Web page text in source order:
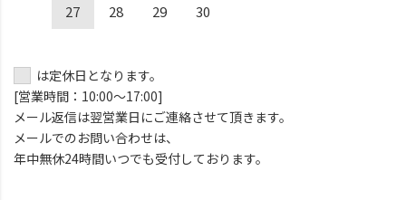
27
28 29 30
は定休日となります。
[営業時間：10:00～17:00]
メール返信は翌営業日にご連絡させて頂きます。
メールでのお問い合わせは、
年中無休24時間いつでも受付しております。